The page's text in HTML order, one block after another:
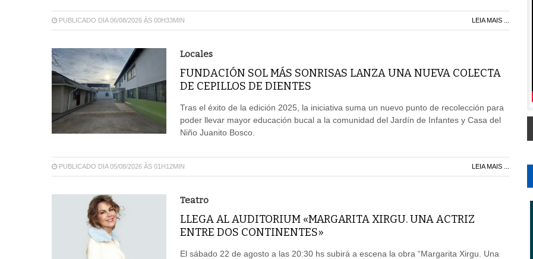
PUBLICADO DIA 06/08/2026 ÀS 00H33MIN LEIA MAIS ...
Locales
FUNDACIÓN SOL MÁS SONRISAS LANZA UNA NUEVA COLECTA
DE CEPILLOS DE DIENTES
Tras el éxito de la edición 2025, la iniciativa suma un nuevo punto de recolección para
poder llevar mayor educación bucal a la comunidad del Jardín de Infantes y Casa del
Niño Juanito Bosco.
PUBLICADO DIA 05/08/2026 ÀS 01H12MIN LEIA MAIS ...
Teatro
LLEGA AL AUDITORIUM «MARGARITA XIRGU. UNA ACTRIZ
ENTRE DOS CONTINENTES»
El sábado 22 de agosto a las 20:30 hs subirá a escena la obra “Margarita Xirgu. Una